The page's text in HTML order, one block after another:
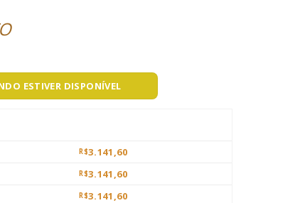
ESTIVER DISPONÍVEL
R$3.141,60
R$3.141,60
R$3.141,60